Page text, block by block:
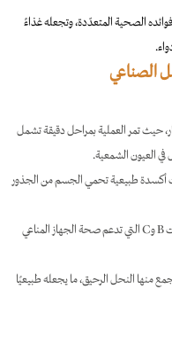
الصحية المتعدّدة، وتجعله غذاءً
الصناعي
حيث تمر العملية بمراحل دقيقة تشمل
في العيون الشمعية.
أكسدة طبيعية تحمي الجسم من الجذور
غني بالمعادن مثل الحديد، الزنك، المغنيسيوم، وفيتامينات B وC التي تدعم صحة الجهاز المناعي
منها النحل الرحيق، ما يجعله طبيعيًا